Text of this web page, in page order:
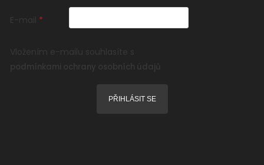
E-mail
Vložením e-mailu souhlasíte s
podmínkami ochrany osobních údajů
PŘIHLÁSIT SE